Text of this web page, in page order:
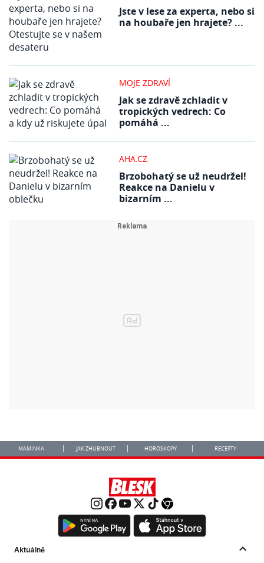
Jste v lese za experta, nebo si
na houbaře jen hrajete? ...
MOJE ZDRAVÍ
Jak se zdravě zchladit v
tropických vedrech: Co
pomáhá ...
AHA.CZ
Brzobohatý se už neudržel!
Reakce na Danielu v
bizarním ...
MAMINKA JAK ZHUBNOUT HOROSKOPY RECEPTY
Aktuálně